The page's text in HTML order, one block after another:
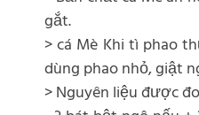
gắt.
> cá Mè Khi tì phao
dùng phao nhỏ, giật
> Nguyên liệu được